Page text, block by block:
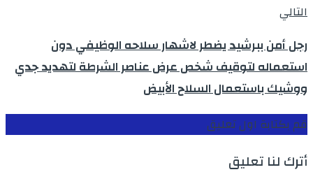
التالي
رجل أمن ببرشيد يضطر لاشهار سلاحه الوظيفي دون
استعماله لتوقيف شخص عرض عناصر الشرطة لتهديد جدي
ووشيك باستعمال السلاح الأبيض
قم بكتابة اول تعليق
أترك لنا تعليق